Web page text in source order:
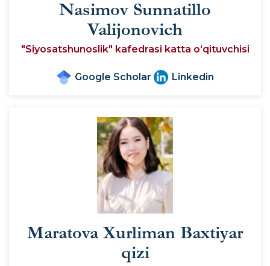
Nasimov Sunnatillo
Valijonovich
"Siyosatshunoslik" kafedrasi katta oʻqituvchisi
Google Scholar Linkedin
Maratova Xurliman Baxtiyar
qizi